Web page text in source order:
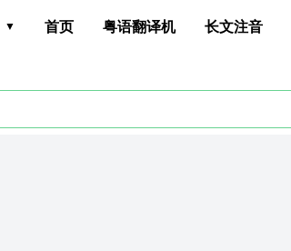
首页 粤语翻译机 长文注音